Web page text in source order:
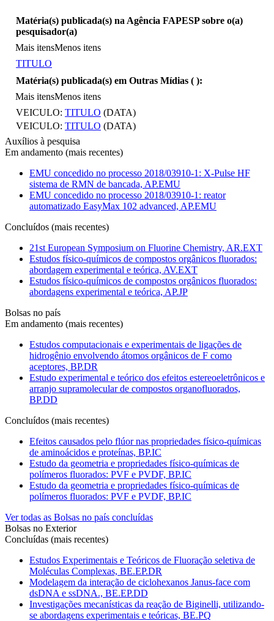
Matéria(s) publicada(s) na Agência FAPESP sobre o(a)
pesquisador(a)
Mais itensMenos itens
TITULO
Matéria(s) publicada(s) em Outras Mídias ( ):
Mais itensMenos itens
VEICULO: TITULO (DATA)
VEICULO: TITULO (DATA)
Auxílios à pesquisa
Em andamento (mais recentes)
EMU concedido no processo 2018/03910-1: X-Pulse HF
sistema de RMN de bancada, AP.EMU
EMU concedido no processo 2018/03910-1: reator
automatizado EasyMax 102 advanced, AP.EMU
Concluídos (mais recentes)
21st European Symposium on Fluorine Chemistry, AR.EXT
Estudos físico-químicos de compostos orgânicos fluorados:
abordagem experimental e teórica, AV.EXT
Estudos físico-químicos de compostos orgânicos fluorados:
abordagens experimental e teórica, AP.JP
Bolsas no país
Em andamento (mais recentes)
Estudos computacionais e experimentais de ligações de
hidrogênio envolvendo átomos orgânicos de F como
aceptores, BP.DR
Estudo experimental e teórico dos efeitos estereoeletrônicos e
arranjo supramolecular de compostos organofluorados,
BP.DD
Concluídos (mais recentes)
Efeitos causados pelo flúor nas propriedades físico-químicas
de aminoácidos e proteínas, BP.IC
Estudo da geometria e propriedades físico-químicas de
polímeros fluorados: PVF e PVDF, BP.IC
Estudo da geometria e propriedades físico-químicas de
polímeros fluorados: PVF e PVDF, BP.IC
Ver todas as Bolsas no país concluídas
Bolsas no Exterior
Concluídas (mais recentes)
Estudos Experimentais e Teóricos de Fluoração seletiva de
Moléculas Complexas, BE.EP.DR
Modelagem da interação de ciclohexanos Janus-face com
dsDNA e ssDNA., BE.EP.DD
Investigações mecanísticas da reação de Biginelli, utilizando-
se abordagens experimentais e teóricas, BE.PQ